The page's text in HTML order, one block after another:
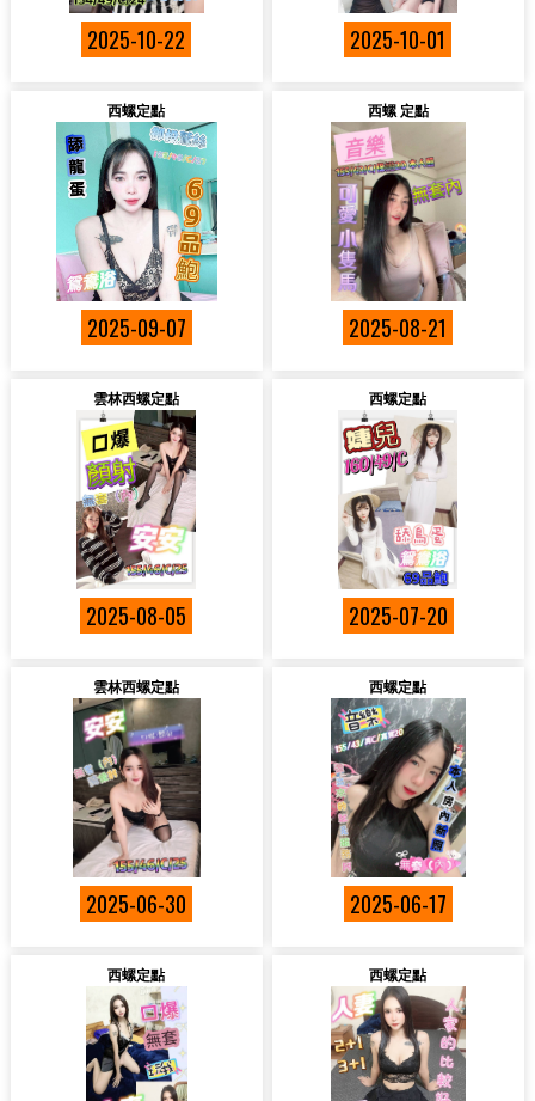
2025-10-22 2025-10-01
西螺定點
2025-09-07
西螺 定點
2025-08-21
雲林西螺定點
2025-08-05
西螺定點
2025-07-20
雲林西螺定點
2025-06-30
西螺定點
2025-06-17
西螺定點 西螺定點